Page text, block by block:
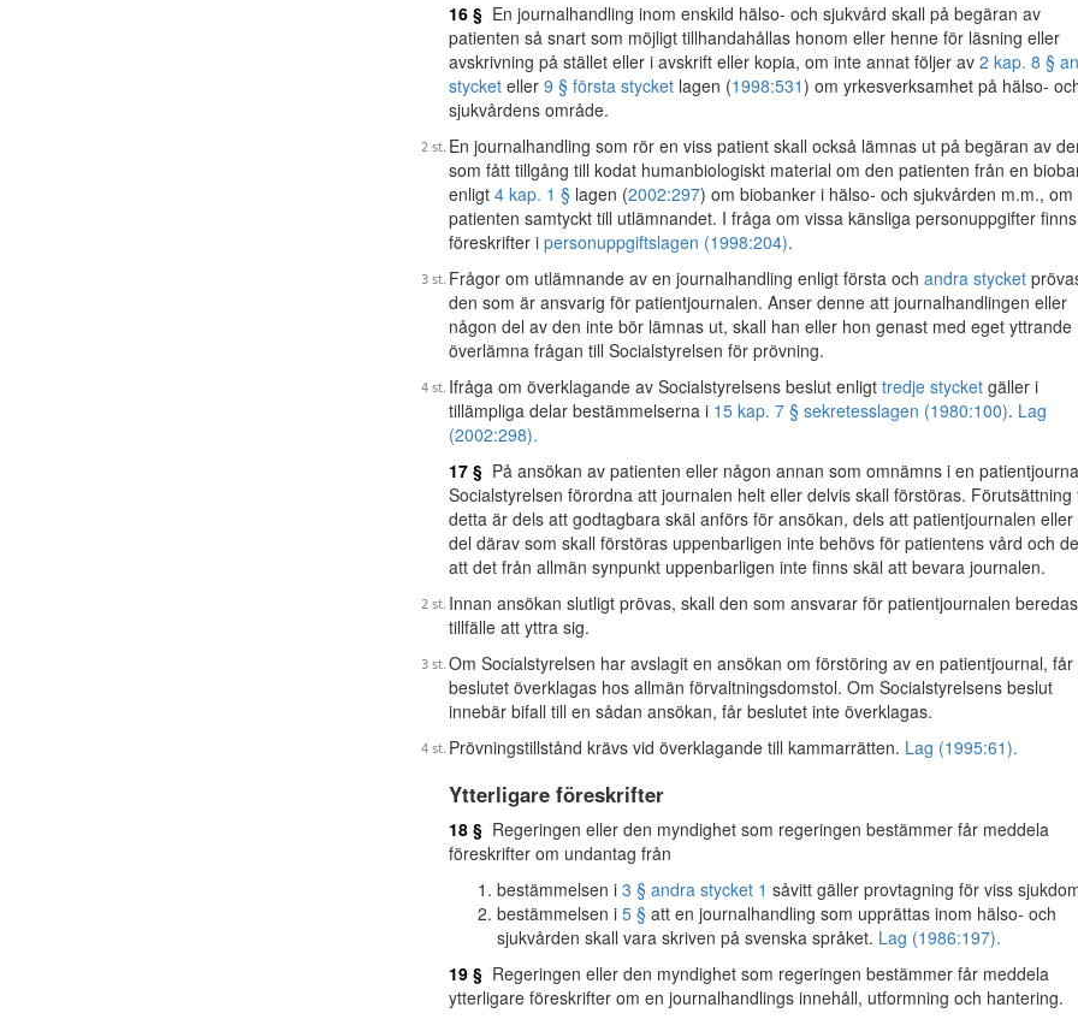
16 § En journalhandling inom enskild hälso- och sjukvård skall på begäran av
patienten så snart som möjligt tillhandahållas honom eller henne för läsning eller
avskrivning på stället eller i avskrift eller kopia, om inte annat följer av 2 kap. 8 §
stycket eller 9 § första stycket lagen (1998:531) om yrkesverksamhet på hälso-
sjukvårdens område.
En journalhandling som rör en viss patient skall också lämnas ut på begäran av
som fått tillgång till kodat humanbiologiskt material om den patienten från en
enligt 4 kap. 1 § lagen (2002:297) om biobanker i hälso- och sjukvården m.m., om
patienten samtyckt till utlämnandet. I fråga om vissa känsliga personuppgifter finns
föreskrifter i personuppgiftslagen (1998:204).
Frågor om utlämnande av en journalhandling enligt första och andra stycket
den som är ansvarig för patientjournalen. Anser denne att journalhandlingen eller
någon del av den inte bör lämnas ut, skall han eller hon genast med eget yttrande
överlämna frågan till Socialstyrelsen för prövning.
Ifråga om överklagande av Socialstyrelsens beslut enligt tredje stycket gäller i
tillämpliga delar bestämmelserna i 15 kap. 7 § sekretesslagen (1980:100). Lag
(2002:298).
17 § På ansökan av patienten eller någon annan som omnämns i en
Socialstyrelsen förordna att journalen helt eller delvis skall förstöras. Förutsättning
detta är dels att godtagbara skäl anförs för ansökan, dels att patientjournalen eller
del därav som skall förstöras uppenbarligen inte behövs för patientens vård och
att det från allmän synpunkt uppenbarligen inte finns skäl att bevara journalen.
Innan ansökan slutligt prövas, skall den som ansvarar för patientjournalen beredas
tillfälle att yttra sig.
Om Socialstyrelsen har avslagit en ansökan om förstöring av en patientjournal, får
beslutet överklagas hos allmän förvaltningsdomstol. Om Socialstyrelsens beslut
innebär bifall till en sådan ansökan, får beslutet inte överklagas.
Prövningstillstånd krävs vid överklagande till kammarrätten. Lag (1995:61).
Ytterligare föreskrifter
18 § Regeringen eller den myndighet som regeringen bestämmer får meddela
föreskrifter om undantag från
bestämmelsen i 3 § andra stycket 1 såvitt gäller provtagning för viss
bestämmelsen i 5 § att en journalhandling som upprättas inom hälso- och
sjukvården skall vara skriven på svenska språket. Lag (1986:197).
19 § Regeringen eller den myndighet som regeringen bestämmer får meddela
ytterligare föreskrifter om en journalhandlings innehåll, utformning och hantering.